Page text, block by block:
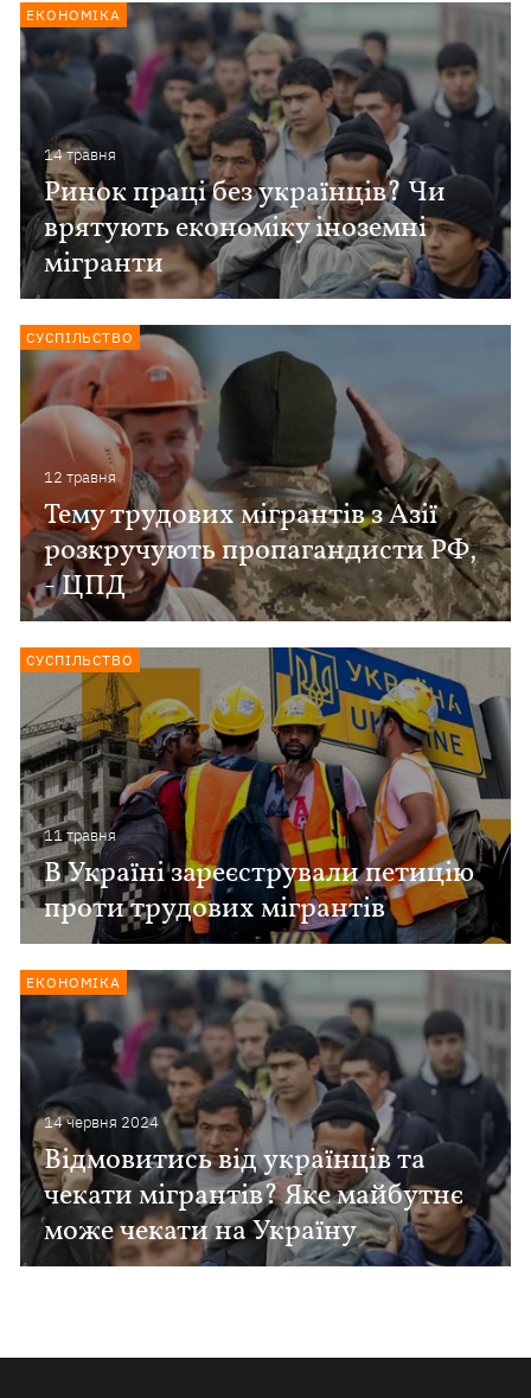
14 травня
Ринок праці без українців? Чи
врятують економіку іноземні
мігранти
ЕКОНОМІКА
12 травня
Тему трудових мігрантів з Азії
розкручують пропагандисти РФ,
- ЦПД
СУСПІЛЬСТВО
11 травня
В Україні зареєстрували петицію
проти трудових мігрантів
СУСПІЛЬСТВО
14 червня 2024
Відмовитись від українців та
чекати мігрантів? Яке майбутнє
може чекати на Україну
ЕКОНОМІКА